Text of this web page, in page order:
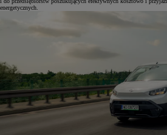
energetycznych.